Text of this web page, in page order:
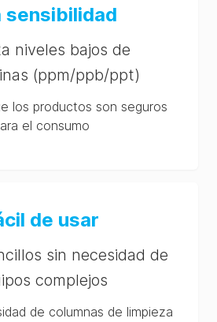
sensibilidad
niveles bajos de
(ppm/ppb/ppt)
los productos son seguros
el consumo
de usar
sin necesidad de
complejos
de columnas de limpieza